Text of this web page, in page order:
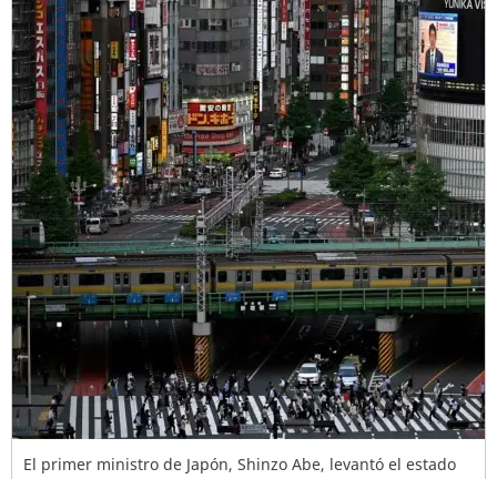
El primer ministro de Japón, Shinzo Abe, levantó el estado